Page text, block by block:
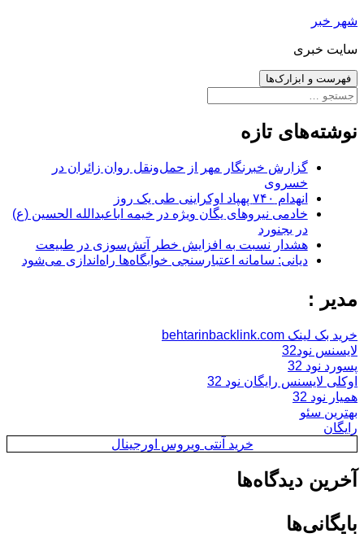
رفتن
نوشته‌ها
شهر خبر
سایت خبری
فهرست و ابزارک‌ها
جستجو
نوشته‌های تازه
گزارش خبرنگار مهر از حمل‌ونقل روان زائران در
خسروی
انهدام ۷۴۰ پهپاد اوکراینی طی یک روز
خادمی نیروهای یگان ویژه در خیمه اباعبدالله الحسین (ع)
در بجنورد
هشدار نسبت به افزایش خطر آتش‌سوزی در طبیعت
دیانی: سامانه اعتبارسنجی خوابگاه‌ها راه‌اندازی می‌شود
مدیر :
خرید بک لینک behtarinbacklink.com
لایسنس نود32
پسورد نود 32
اوکلی لایسنس رایگان نود 32
همیار نود 32
بهترین سئو
رایگان
خرید آنتی ویروس اورجینال
آخرین دیدگاه‌ها
بایگانی‌ها